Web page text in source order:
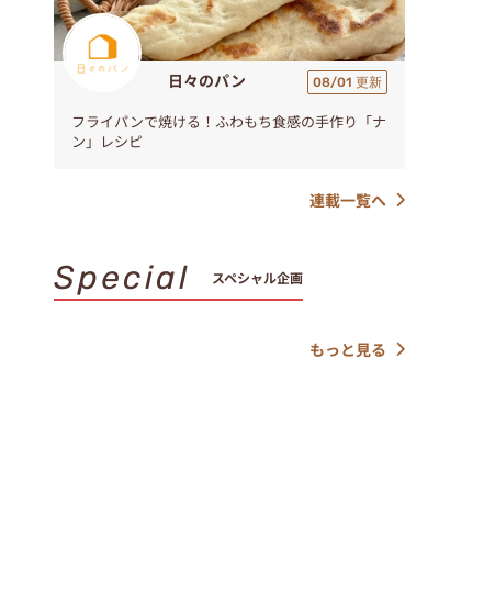
日々のパン 08/01 更新
フライパンで焼ける！ふわもち食感の手作り「ナ
ン」レシピ
連載一覧へ
Special スペシャル企画
もっと見る